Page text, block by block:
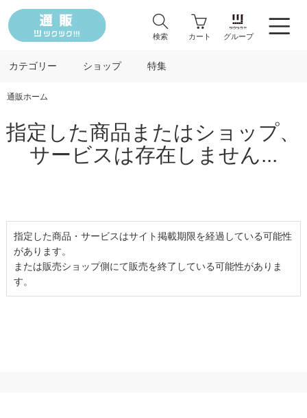
検索 カート グループ
カテゴリー ショップ 特集
通販ホーム
指定した商品またはショップ、
サービスは存在しません...
指定した商品・サービスはサイト掲載期限を経過している可能性
があります。
または販売ショップ側にて販売を終了している可能性がありま
す。